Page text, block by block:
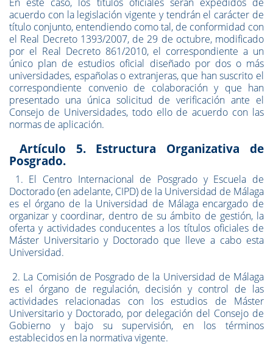
acuerdo con la legislación vigente y tendrán el carácter de
título conjunto, entendiendo como tal, de conformidad con
el Real Decreto 1393/2007, de 29 de octubre, modificado
por el Real Decreto 861/2010, el correspondiente a un
único plan de estudios oficial diseñado por dos o más
universidades, españolas o extranjeras, que han suscrito el
correspondiente convenio de colaboración y que han
presentado una única solicitud de verificación ante el
Consejo de Universidades, todo ello de acuerdo con las
normas de aplicación.
Artículo 5. Estructura Organizativa de
Posgrado.
1. El Centro Internacional de Posgrado y Escuela de
Doctorado (en adelante, CIPD) de la Universidad de Málaga
es el órgano de la Universidad de Málaga encargado de
organizar y coordinar, dentro de su ámbito de gestión, la
oferta y actividades conducentes a los títulos oficiales de
Máster Universitario y Doctorado que lleve a cabo esta
Universidad.
2. La Comisión de Posgrado de la Universidad de Málaga
es el órgano de regulación, decisión y control de las
actividades relacionadas con los estudios de Máster
Universitario y Doctorado, por delegación del Consejo de
Gobierno y bajo su supervisión, en los términos
establecidos en la normativa vigente.